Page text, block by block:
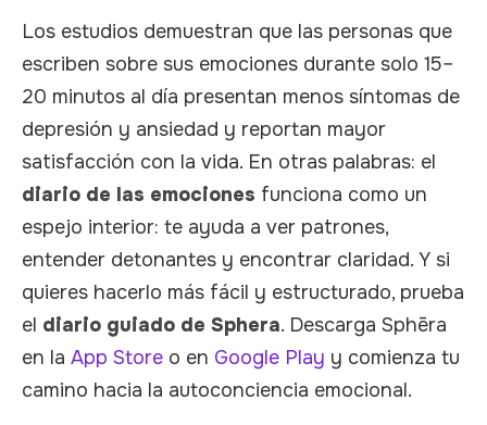
Los estudios demuestran que las personas que
escriben sobre sus emociones durante solo 15–
20 minutos al día presentan menos síntomas de
depresión y ansiedad y reportan mayor
satisfacción con la vida. En otras palabras: el
diario de las emociones funciona como un
espejo interior: te ayuda a ver patrones,
entender detonantes y encontrar claridad. Y si
quieres hacerlo más fácil y estructurado, prueba
el diario guiado de Sphera. Descarga Sphēra
en la App Store o en Google Play y comienza tu
camino hacia la autoconciencia emocional.